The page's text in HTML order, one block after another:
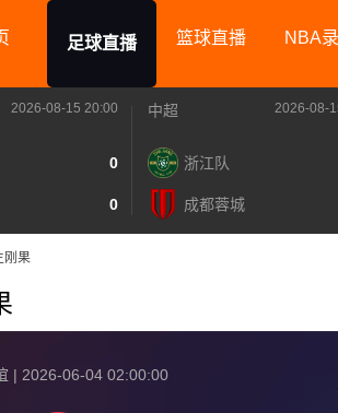
足球直播 篮球直播 NBA
2026-08-15 20:00
0
0
中超 2026-08-
浙江队
成都蓉城
刚果
| 2026-06-04 02:00:00